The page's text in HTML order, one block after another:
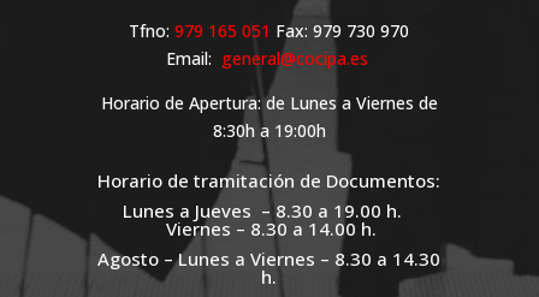
Tfno:979 165 051 Fax: 979 730 970
Email: general@cocipa.es
Horario de Apertura: de Lunes a Viernes de
8:30h a 19:00h
Horario de tramitación de Documentos:
Lunes a Jueves – 8.30 a 19.00 h.
Viernes – 8.30 a 14.00 h.
Agosto – Lunes a Viernes – 8.30 a 14.30
h.